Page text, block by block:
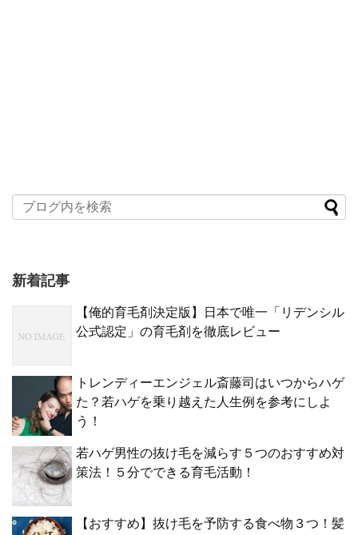
新着記事
【俺的育毛剤決定版】日本で唯一「リデンシル
公式認定」の育毛剤を徹底レビュー
トレンディーエンジェル斎藤司はいつからハゲ
た？若ハゲを乗り越えた人生例を参考にしよ
う！
若ハゲ男性の抜け毛を減らす５つのおすすめ対
策法！５分でできる育毛活動！
【おすすめ】抜け毛を予防する食べ物３つ！髪